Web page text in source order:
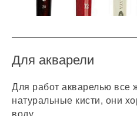
Для акварели
Для работ акварелью все
натуральные кисти, они
воду.